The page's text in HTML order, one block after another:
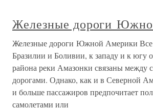
Железные дороги
Железные дороги Южной Америки Все
Бразилии и Боливии, к западу и к югу
района реки Амазонки связаны между
дорогами. Однако, как и в Северной
и больше пассажиров предпочитает
самолетами или